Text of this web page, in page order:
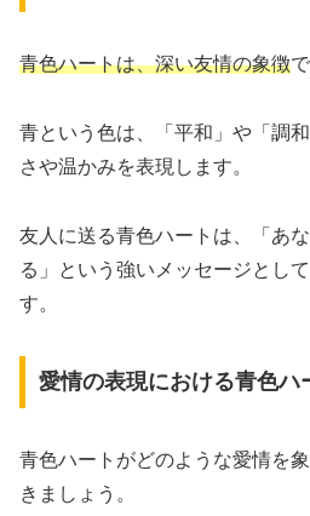
青色ハートは、深い友情の象徴
青という色は、「平和」や「調
さや温かみを表現します。
友人に送る青色ハートは、「あ
る」という強いメッセージとし
す。
愛情の表現における青色ハ
青色ハートがどのような愛情を
きましょう。